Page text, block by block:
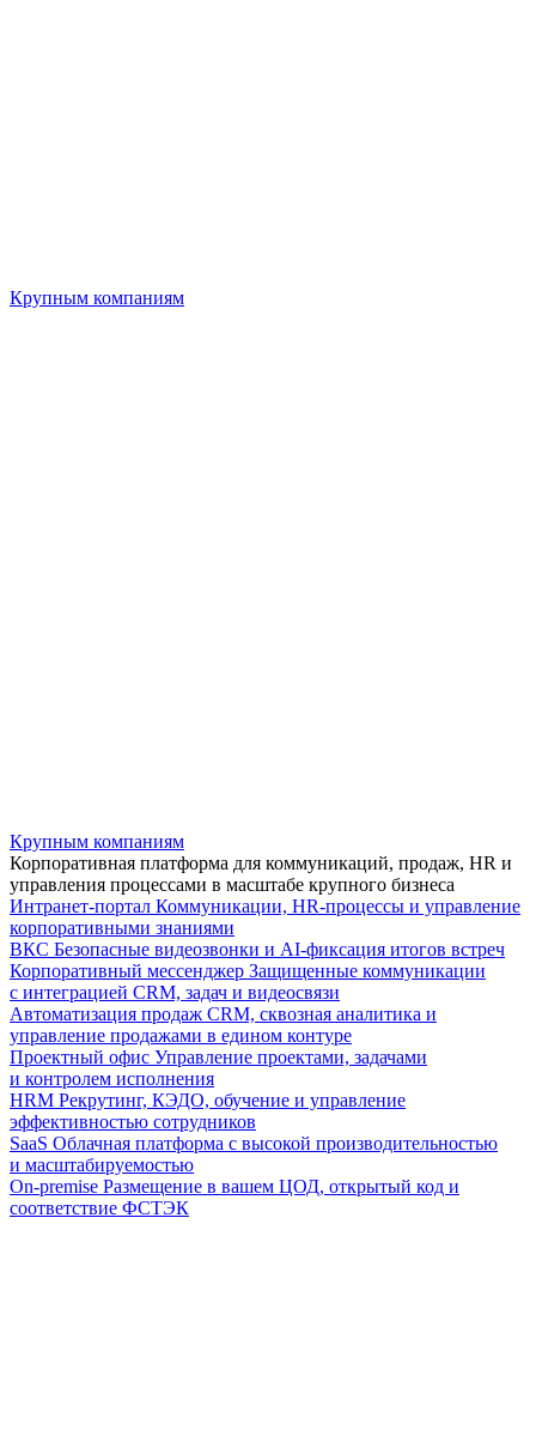
Крупным компаниям
Крупным компаниям
Корпоративная платформа для коммуникаций, продаж, HR и
управления процессами в масштабе крупного бизнеса
Интранет-портал Коммуникации, HR-процессы и управление
корпоративными знаниями
ВКС Безопасные видеозвонки и AI-фиксация итогов встреч
Корпоративный мессенджер Защищенные коммуникации
с интеграцией CRM, задач и видеосвязи
Автоматизация продаж CRM, сквозная аналитика и
управление продажами в едином контуре
Проектный офис Управление проектами, задачами
и контролем исполнения
HRM Рекрутинг, КЭДО, обучение и управление
эффективностью сотрудников
SaaS Облачная платформа с высокой производительностью
и масштабируемостью
On-premise Размещение в вашем ЦОД, открытый код и
соответствие ФСТЭК